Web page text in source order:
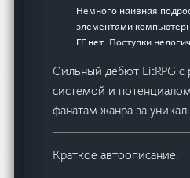
Немного наивная
элементами
ГГ нет. Поступки
Сильный дебют LitRPG с
системой и
фанатам жанра за
Краткое автоописание: